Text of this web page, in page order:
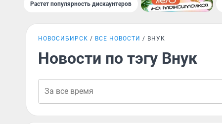
Растет популярность дискаунтеров
НОВОСИБИРСК ВСЕ НОВОСТИ ВНУК
Новости по тэгу Внук